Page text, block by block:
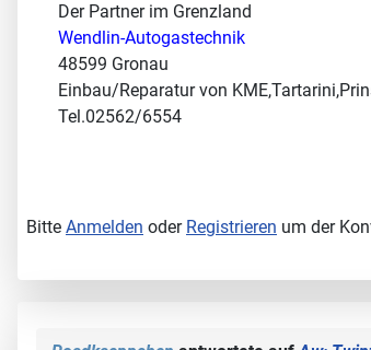
Der Partner im Grenzland
Wendlin-Autogastechnik
48599 Gronau
Einbau/Reparatur von
Tel.02562/6554
Bitte Anmelden oder Registrieren um der